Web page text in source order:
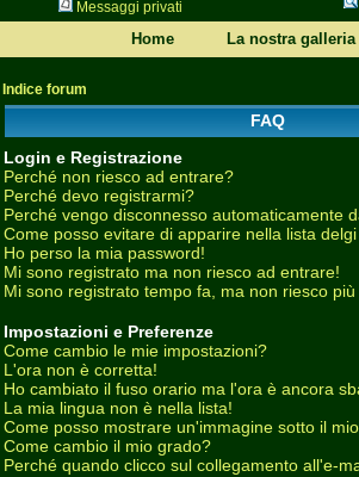
Messaggi privati
Home La nostra galleria
Indice forum
FAQ
Login e Registrazione
Perché non riesco ad entrare?
Perché devo registrarmi?
Perché vengo disconnesso automaticamente
Come posso evitare di apparire nella lista
Ho perso la mia password!
Mi sono registrato ma non riesco ad entrare!
Mi sono registrato tempo fa, ma non riesco
Impostazioni e Preferenze
Come cambio le mie impostazioni?
L'ora non è corretta!
Ho cambiato il fuso orario ma l'ora è ancora
La mia lingua non è nella lista!
Come posso mostrare un'immagine sotto il
Come cambio il mio grado?
Perché quando clicco sul collegamento all'e-